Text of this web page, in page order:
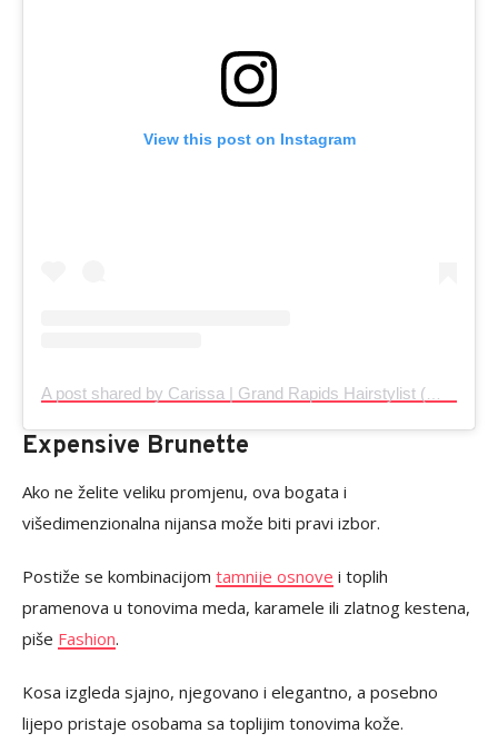
View this post on Instagram
Expensive Brunette
Ako ne želite veliku promjenu, ova bogata i
višedimenzionalna nijansa može biti pravi izbor.
Postiže se kombinacijom tamnije osnove i toplih
pramenova u tonovima meda, karamele ili zlatnog kestena,
piše Fashion.
Kosa izgleda sjajno, njegovano i elegantno, a posebno
lijepo pristaje osobama sa toplijim tonovima kože.